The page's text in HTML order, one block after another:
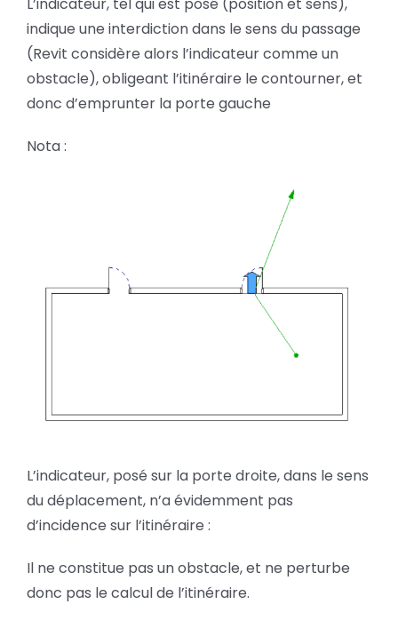
indique une interdiction dans le sens du passage
(Revit considère alors l’indicateur comme un
obstacle), obligeant l’itinéraire le contourner, et
donc d’emprunter la porte gauche
Nota :
L’indicateur, posé sur la porte droite, dans le sens
du déplacement, n’a évidemment pas
d’incidence sur l’itinéraire :
Il ne constitue pas un obstacle, et ne perturbe
donc pas le calcul de l’itinéraire.